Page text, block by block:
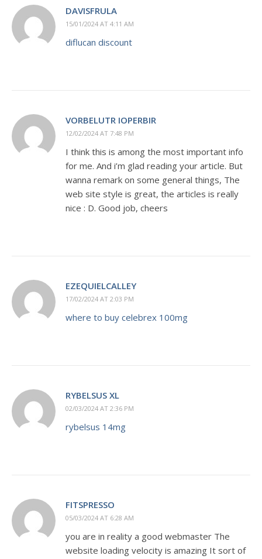
DAVISFRULA
15/01/2024 AT 4:11 AM
diflucan discount
VORBELUTR IOPERBIR
12/02/2024 AT 7:48 PM
I think this is among the most important info
for me. And i’m glad reading your article. But
wanna remark on some general things, The
web site style is great, the articles is really
nice : D. Good job, cheers
EZEQUIELCALLEY
17/02/2024 AT 2:03 PM
where to buy celebrex 100mg
RYBELSUS XL
02/03/2024 AT 2:36 PM
rybelsus 14mg
FITSPRESSO
05/03/2024 AT 6:28 AM
you are in reality a good webmaster The
website loading velocity is amazing It sort of